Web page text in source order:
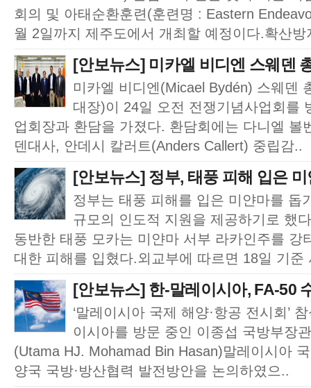
회의 및 아태순환훈련(훈련명 : Eastern
월 2일까지 제주도에서 개최할 예정이다.확산
[안보뉴스] 미카엘 비디엔 스웨덴
미카엘 비디엔(Micael Bydén) 스웨덴
대장)이 24일 오전 전쟁기념사업회를
업회장과 환담을 가졌다. 환담회에는 다니엘 볼
덴대사, 안데시 칼러트(Anders Callert) 중립감..
[안보뉴스] 정부, 태풍 피해 입은
정부는 태풍 피해를 입은 미얀마를 돕
규모의 인도적 지원을 제공하기로 했
동반한 태풍 모카는 미얀마 서부 라카인주를 강
대한 피해를 입혔다.외교부에 따르면 18일 기준
[안보뉴스] 한-말레이시아, FA-50
‘말레이시아 국제 해양·항공 전시회’
이시아를 방문 중인 이종섭 국방부장
(Utama HJ. Mohamad Bin Hasan)말레이시아
양국 국방·방산협력 발전방안을 논의하였으..